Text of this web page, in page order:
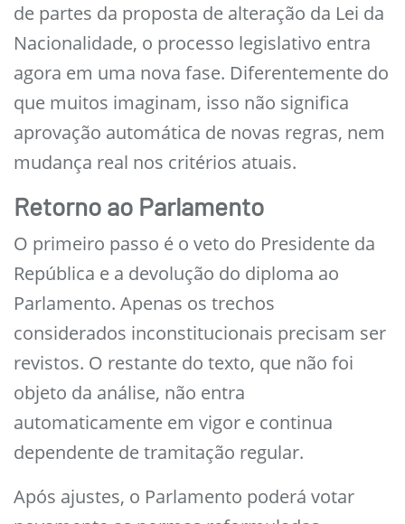
de partes da proposta de alteração da Lei da
Nacionalidade, o processo legislativo entra
agora em uma nova fase. Diferentemente do
que muitos imaginam, isso não significa
aprovação automática de novas regras, nem
mudança real nos critérios atuais.
Retorno ao Parlamento
O primeiro passo é o veto do Presidente da
República e a devolução do diploma ao
Parlamento. Apenas os trechos
considerados inconstitucionais precisam ser
revistos. O restante do texto, que não foi
objeto da análise, não entra
automaticamente em vigor e continua
dependente de tramitação regular.
Após ajustes, o Parlamento poderá votar